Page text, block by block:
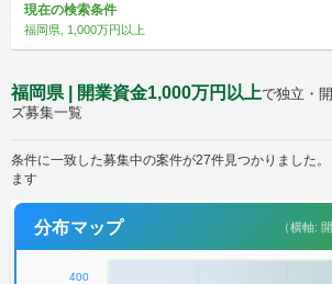
現在の検索条件
福岡県, 1,000万円以上
福岡県 | 開業資金1,000万円以上で独立・
ズ募集一覧
条件に一致した募集中の案件が27件見つかりました
ます
分布マップ （横軸:
400